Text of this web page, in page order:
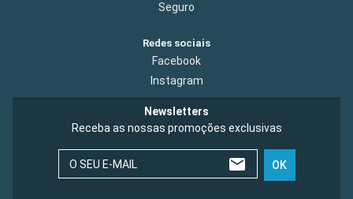
Seguro
Redes sociais
Facebook
Instagram
Newsletters
Receba as nossas promoções exclusivas
O SEU E-MAIL OK